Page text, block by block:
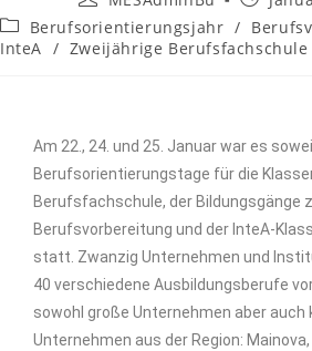
Berufsorientierungsjahr /
InteA / Zweijährige Berufsfachschule
Am 22., 24. und 25. Januar war es
Berufsorientierungstage für die
Berufsfachschule, der Bildungsgänge
Berufsvorbereitung und der InteA-
statt. Zwanzig Unternehmen und
40 verschiedene Ausbildungsberufe
sowohl große Unternehmen aber auch
Unternehmen aus der Region: